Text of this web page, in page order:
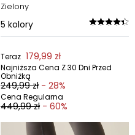
Zielony
5 kolory
Teraz 179,99 zł
Najniższa Cena Z 30 Dni Przed
Obniżką
249,99 zł - 28%
Cena Regularna
449,99 zł - 60%